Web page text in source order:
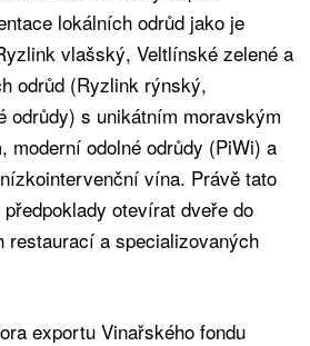
lokálních odrůd jako je
vlašský, Veltlínské zelené a
odrůd (Ryzlink rýnský,
odrůdy) s unikátním moravským
moderní odolné odrůdy (PiWi) a
vína. Právě tato
otevírat dveře do
restaurací a specializovaných
exportu Vinařského fondu